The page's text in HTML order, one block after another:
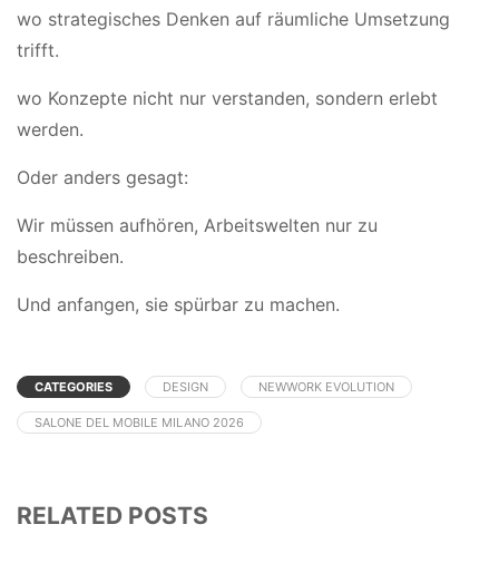
wo strategisches Denken auf räumliche Umsetzung
trifft.
wo Konzepte nicht nur verstanden, sondern erlebt
werden.
Oder anders gesagt:
Wir müssen aufhören, Arbeitswelten nur zu
beschreiben.
Und anfangen, sie spürbar zu machen.
CATEGORIES DESIGN NEWWORK EVOLUTION
SALONE DEL MOBILE MILANO 2026
RELATED POSTS